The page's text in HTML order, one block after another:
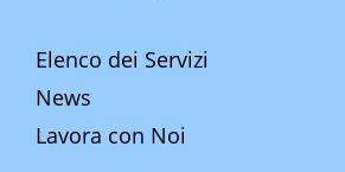
Elenco dei Servizi
News
Lavora con Noi